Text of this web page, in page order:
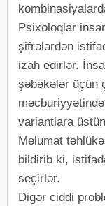
Psixoloqlar
şifrələrdən
izah edirlər.
şəbəkələr üçün
variantlara
Məlumat
bildirib ki,
seçirlər.
Digər ciddi